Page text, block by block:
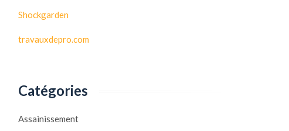
Shockgarden
travauxdepro.com
Catégories
Assainissement